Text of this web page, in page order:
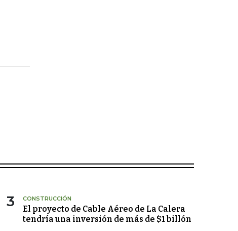
3 CONSTRUCCIÓN
El proyecto de Cable Aéreo de La Calera
tendría una inversión de más de $1 billón